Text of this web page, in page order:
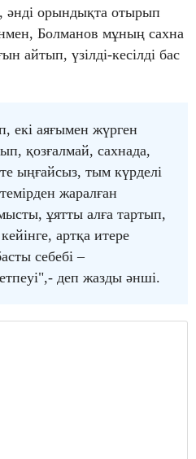
әнді орындықта отырып
Болманов мұның сахна
айтып, үзілді-кесілді бас
екі аяғымен жүрген
қозғалмай, сахнада,
ыңғайсыз, тым күрделі
жаралған
ұятты алға тартып,
артқа итере
себебі –
етпеуі",- деп жазды әнші.